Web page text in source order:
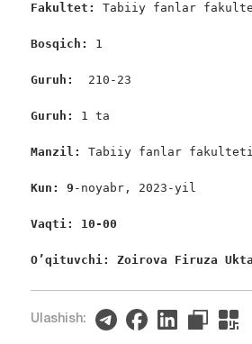
Fakultet: Tabiiy fanlar
Bosqich: 1
Guruh: 210-23
Guruh: 1 ta
Manzil: Tabiiy fanlar
Kun: 9 -noyabr, 2023-yil
Vaqti: 10-00
O’qituvchi: Zoirova Firuza
Ulashish: